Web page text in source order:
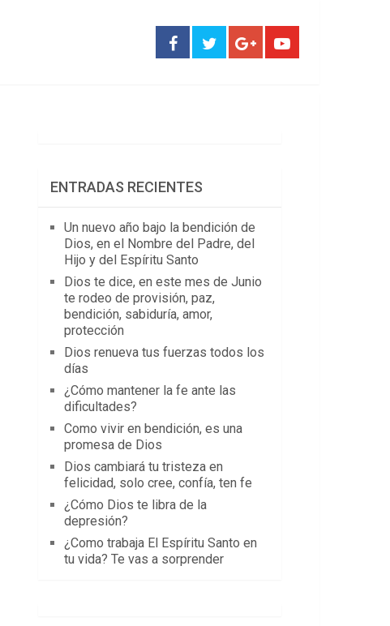
ENTRADAS RECIENTES
Un nuevo año bajo la bendición de
Dios, en el Nombre del Padre, del
Hijo y del Espíritu Santo
Dios te dice, en este mes de Junio
te rodeo de provisión, paz,
bendición, sabiduría, amor,
protección
Dios renueva tus fuerzas todos los
días
¿Cómo mantener la fe ante las
dificultades?
Como vivir en bendición, es una
promesa de Dios
Dios cambiará tu tristeza en
felicidad, solo cree, confía, ten fe
¿Cómo Dios te libra de la
depresión?
¿Como trabaja El Espíritu Santo en
tu vida? Te vas a sorprender